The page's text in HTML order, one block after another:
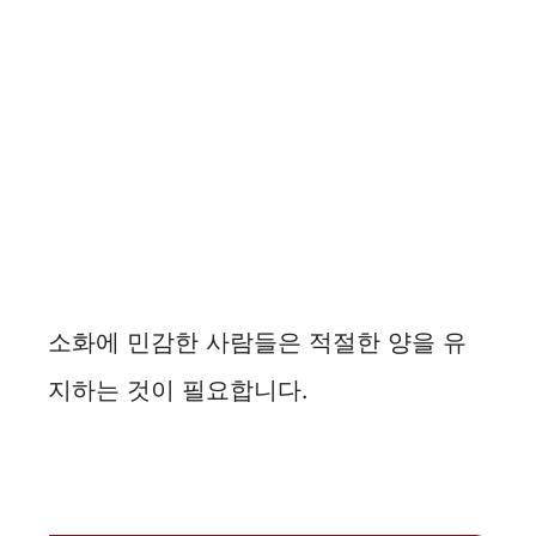
소화에 민감한 사람들은 적절한 양을 유
지하는 것이 필요합니다.